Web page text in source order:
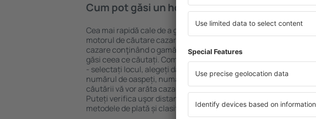
Cum pot găsi un hotel în Talence?
Cea mai rapidă cale de a găsi un hotel în Talence este folosind
motorul de căutare cazare eSky. Baza mare de date cu locuri de
cazare conţinând o gamă largă de opţiuni este o garanție că veți
găsi ceea ce căutați. Completați câmpurile motorului de căutare
- selectați locul, alegeți data de check-in și check-out, adăugați
numărul de oaspeți, numărul de camere şi gata! Rezultatele
căutării vă vor arăta cazarea disponibilă ȋn perioada selectată.
Puteți verifica uşor distanța de la hotel ȋn centrul orașului,
metodele de plată și clasificarea hotelului.